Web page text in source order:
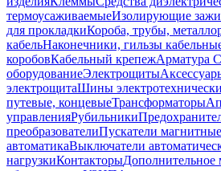
термоусаживаемыеИзолирующие
для прокладкиКороба, трубы,
кабельНаконечники, гильзы
коробовКабельный крепежАрматура
оборудованиеЭлектрощиты
электрощитаШины
путевые, концевыеТрансформаторы
управленияРубильники
преобразователиПускатели магнитные
автоматикаВыключатели
нагрузкиКонтакторыДополнительное